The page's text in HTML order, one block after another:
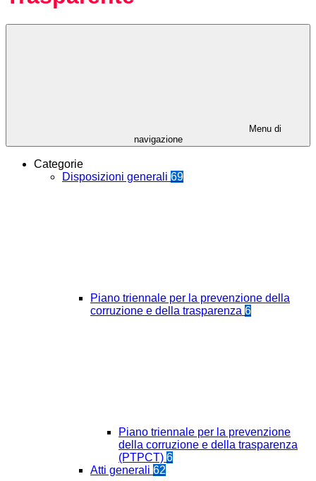
Menu di
navigazione
Categorie
Disposizioni generali 69
Piano triennale per la prevenzione della
corruzione e della trasparenza 6
Piano triennale per la prevenzione
della corruzione e della trasparenza
(PTPCT) 6
Atti generali 62